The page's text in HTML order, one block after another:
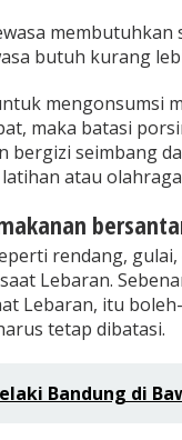
butuh kurang
mengonsumsi
maka batasi
bergizi seimbang
atau
rendang,
Lebaran.
Lebaran, itu
tetap dibatasi.
Bandung di